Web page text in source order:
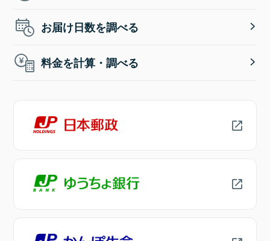
お届け日数を調べる
料金を計算・調べる